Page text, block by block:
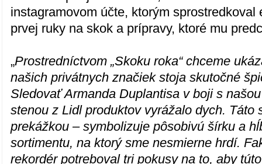
instagramovom účte, ktorým
prvej ruky na skok a prípravy, ktoré mu
„Prostredníctvom „Skoku roka“ chceme
našich privátnych značiek stoja skutočné
Sledovať Armanda Duplantisa v boji s
stenou z Lidl produktov vyrážalo dych. Táto
prekážkou – symbolizuje pôsobivú šírku a
sortimentu, na ktorý sme nesmierne hrdí.
rekordér potreboval tri pokusy na to, aby